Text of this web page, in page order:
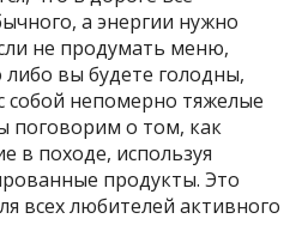
а энергии нужно
не продумать меню,
либо вы будете голодны,
собой непомерно тяжелые
поговорим о том, как
в походе, используя
продукты. Это
всех любителей активного